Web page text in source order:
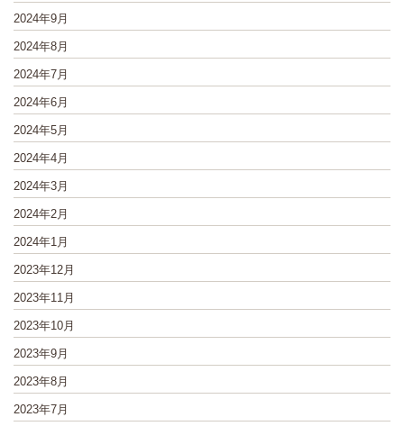
2024年9月
2024年8月
2024年7月
2024年6月
2024年5月
2024年4月
2024年3月
2024年2月
2024年1月
2023年12月
2023年11月
2023年10月
2023年9月
2023年8月
2023年7月